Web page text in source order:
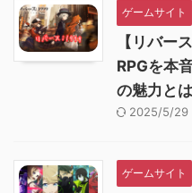
ゲームサイト
【リバー
RPGを本
の魅力と
2025/5/29
ゲームサイト